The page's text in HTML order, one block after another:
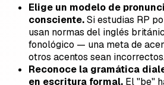
Elige un modelo de
consciente.Si estudias RP
usan normas del inglés
fonológico — una meta de
otros acentos sean
Reconoce la gramática
en escritura formal. El "be"